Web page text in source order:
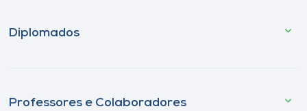
Diplomados
Professores e Colaboradores